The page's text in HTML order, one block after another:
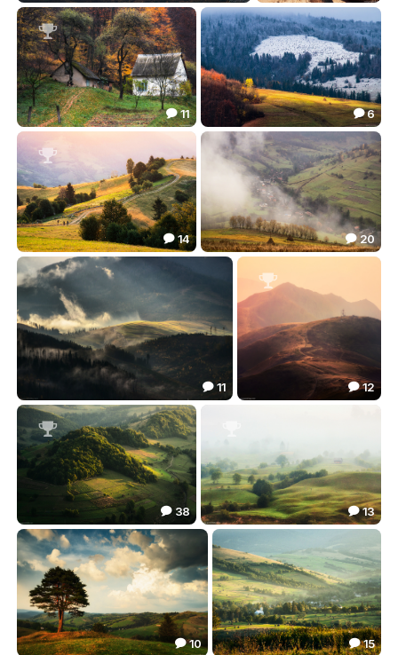
***
73.68
Февральским вечером в деревне
28.89

На задворках осени
62.16
 11
Межсезонье
49.01
 6

Солнечные Карпаты
95.62
 14
День будет хмурым
 20
***
64.35
 11

 12

Холмы
329.82
 38
Утренний туман
81.16
 13
 10
 15